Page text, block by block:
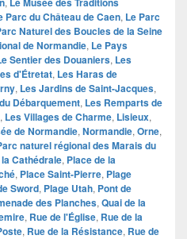
Parc du Château de Caen, Le Parc
Naturel des Boucles de la Seine
de Normandie, Le Pays
Sentier des Douaniers, Les
d'Étretat, Les Haras de
, Les Jardins de Saint-Jacques,
Débarquement, Les Remparts de
, Les Villages de Charme, Lisieux,
de Normandie, Normandie, Orne,
naturel régional des Marais du
Cathédrale, Place de la
, Place Saint-Pierre, Plage
Sword, Plage Utah, Pont de
des Planches, Quai de la
, Rue de l'Église, Rue de la
, Rue de la Résistance, Rue de